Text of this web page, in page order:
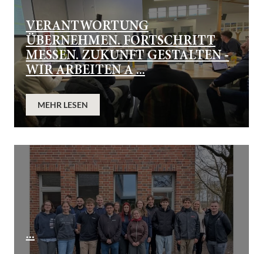
VERANTWORTUNG
ÜBERNEHMEN. FORTSCHRITT
MESSEN. ZUKUNFT GESTALTEN -
WIR ARBEITEN A ...
MEHR LESEN
...